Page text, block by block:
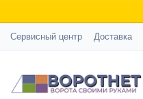
Сервисный центр Доставка